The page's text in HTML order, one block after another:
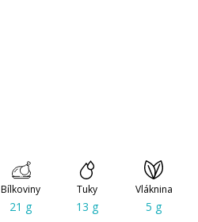
Bílkoviny
21 g
Tuky
13 g
Vláknina
5 g